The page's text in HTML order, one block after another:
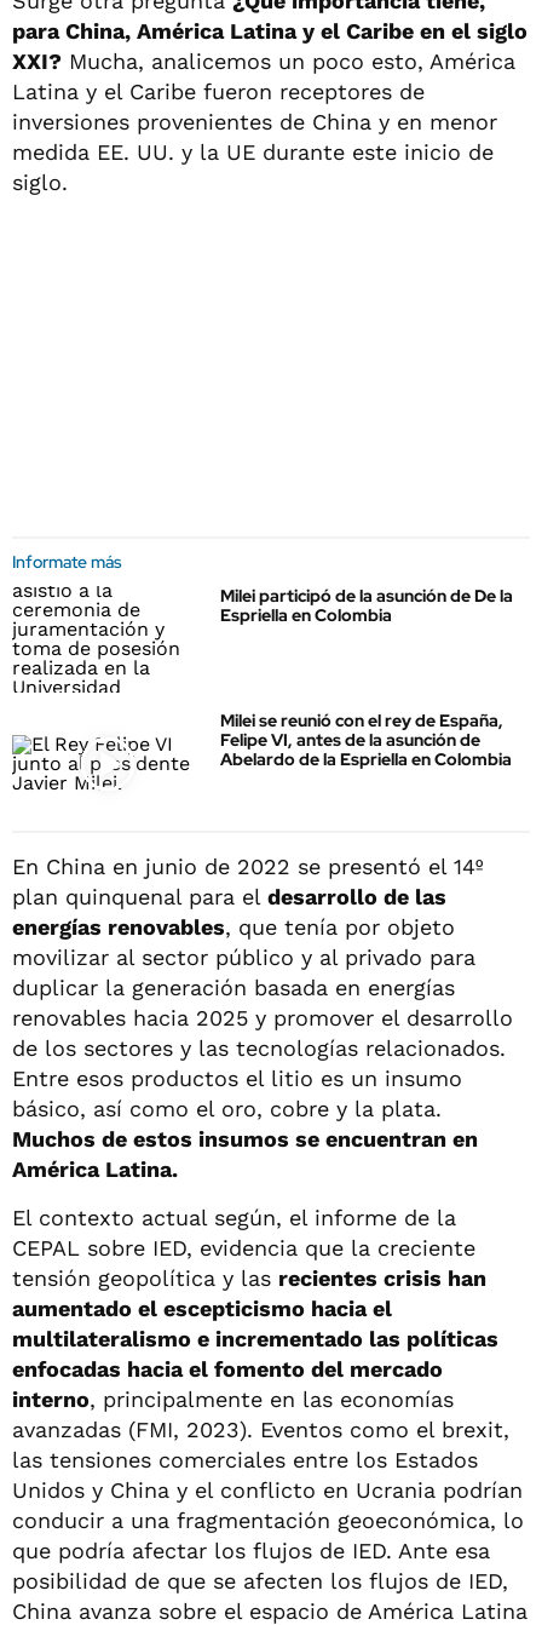
para China, América Latina y el Caribe en el siglo
XXI? Mucha, analicemos un poco esto, América
Latina y el Caribe fueron receptores de
inversiones provenientes de China y en menor
medida EE. UU. y la UE durante este inicio de
siglo.
Informate más
Milei participó de la asunción de De la
Espriella en Colombia
Milei se reunió con el rey de España,
Felipe VI, antes de la asunción de
Abelardo de la Espriella en Colombia
En China en junio de 2022 se presentó el 14º
plan quinquenal para el desarrollo de las
energías renovables, que tenía por objeto
movilizar al sector público y al privado para
duplicar la generación basada en energías
renovables hacia 2025 y promover el desarrollo
de los sectores y las tecnologías relacionados.
Entre esos productos el litio es un insumo
básico, así como el oro, cobre y la plata.
Muchos de estos insumos se encuentran en
América Latina.
El contexto actual según, el informe de la
CEPAL sobre IED, evidencia que la creciente
tensión geopolítica y las recientes crisis han
aumentado el escepticismo hacia el
multilateralismo e incrementado las políticas
enfocadas hacia el fomento del mercado
interno, principalmente en las economías
avanzadas (FMI, 2023). Eventos como el brexit,
las tensiones comerciales entre los Estados
Unidos y China y el conflicto en Ucrania podrían
conducir a una fragmentación geoeconómica, lo
que podría afectar los flujos de IED. Ante esa
posibilidad de que se afecten los flujos de IED,
China avanza sobre el espacio de América Latina